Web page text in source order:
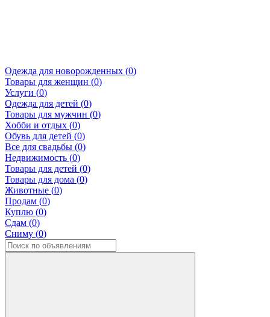
Одежда для новорожденных (0)
Товары для женщин (0)
Услуги (0)
Одежда для детей (0)
Товары для мужчин (0)
Хобби и отдых (0)
Обувь для детей (0)
Все для свадьбы (0)
Недвижимость (0)
Товары для детей (0)
Товары для дома (0)
Животные (0)
Продам (0)
Куплю (0)
Сдам (0)
Сниму (0)